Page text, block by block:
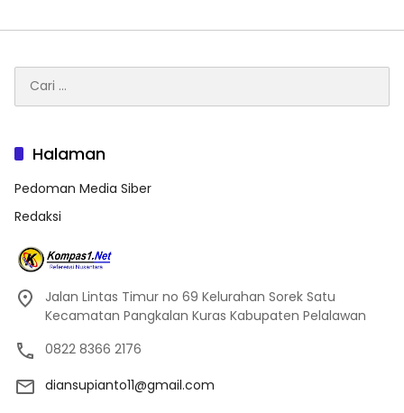
untuk:
Halaman
Pedoman Media Siber
Redaksi
Jalan Lintas Timur no 69 Kelurahan Sorek Satu
Kecamatan Pangkalan Kuras Kabupaten Pelalawan
0822 8366 2176
diansupianto11@gmail.com